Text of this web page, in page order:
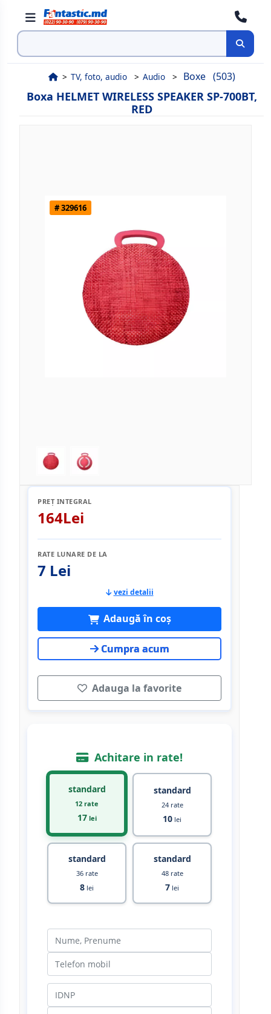
Cauta
TV, foto, audio Audio Boxe (503)
Boxa HELMET WIRELESS SPEAKER SP-700BT,
RED
# 329616
PREȚ INTEGRAL
164Lei
RATE LUNARE DE LA
7 Lei
vezi detalii
Adaugă în coș
Cumpra acum
Adauga la favorite
Achitare in rate!
standard
12 rate
17lei
standard
24 rate
10 lei
standard
36 rate
8 lei
standard
48 rate
7 lei